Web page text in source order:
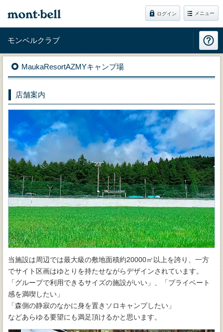
ログイン メニュー
モンベルクラブ
MaukaResortAZMYキャンプ場
店舗案内
当施設は周辺では最大級の敷地面積約20000㎡以上を誇り、一方
でサイト区画はゆとりを持たせながらデザインされています。
「グループで利用できるサイズの施設がいい」、「プライベート
感を満喫したい」
「森側の静寂のなかに身を置きソロキャンプしたい」
​などあらゆる要望にも満足頂ける​かと思います。